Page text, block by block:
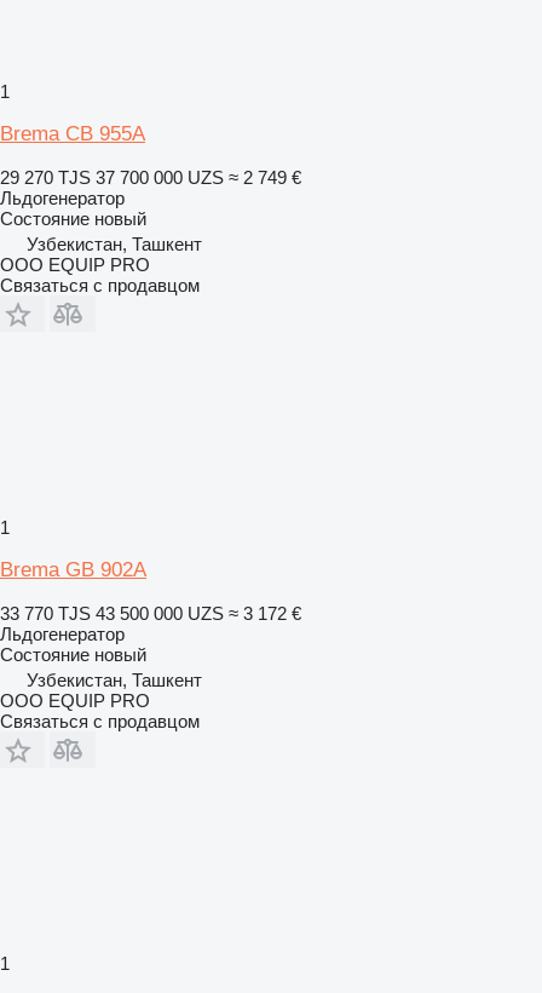
1
Brema CB 955A
29 270 TJS 37 700 000 UZS ≈ 2 749 €
Льдогенератор
Состояние новый
Узбекистан, Ташкент
OOO EQUIP PRO
Связаться с продавцом
1
Brema GB 902A
33 770 TJS 43 500 000 UZS ≈ 3 172 €
Льдогенератор
Состояние новый
Узбекистан, Ташкент
OOO EQUIP PRO
Связаться с продавцом
1